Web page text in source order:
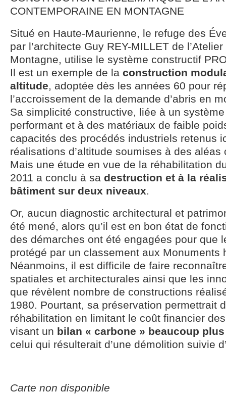
CONTEMPORAINE EN MONTAGNE
Situé en Haute-Maurienne, le refuge des
par l’architecte Guy REY-MILLET de
Montagne, utilise le système constructif
Il est un exemple de la construction
altitude, adoptée dès les années 60 pour
l’accroissement de la demande d’abris en
Sa simplicité constructive, liée à un
performant et à des matériaux de faible
capacités des procédés industriels retenus
réalisations d’altitude soumises à des
Mais une étude en vue de la réhabilitation
2011 a conclu à sa destruction et à la
bâtiment sur deux niveaux.
Or, aucun diagnostic architectural et
été mené, alors qu’il est en bon état de
des démarches ont été engagées pour que
protégé par un classement aux Monuments
Néanmoins, il est difficile de faire
spatiales et architecturales ainsi que les
que révèlent nombre de constructions
1980. Pourtant, sa préservation permettrait
réhabilitation en limitant le coût financier
visant un bilan « carbone » beaucoup
celui qui résulterait d’une démolition suivie
Carte non disponible